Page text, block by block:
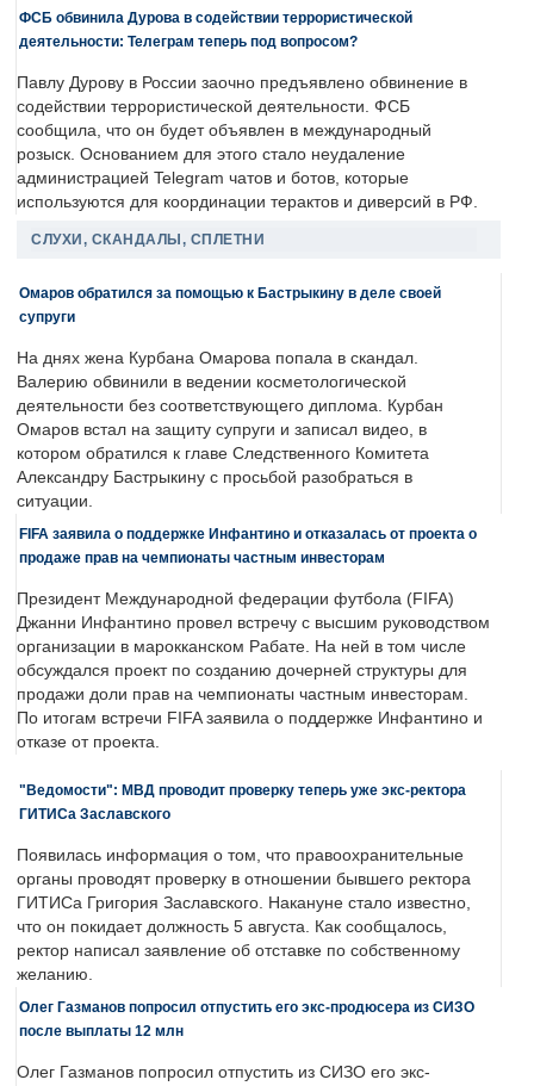
ФСБ обвинила Дурова в содействии террористической
деятельности: Телеграм теперь под вопросом?
Павлу Дурову в России заочно предъявлено обвинение в
содействии террористической деятельности. ФСБ
сообщила, что он будет объявлен в международный
розыск. Основанием для этого стало неудаление
администрацией Telegram чатов и ботов, которые
используются для координации терактов и диверсий в РФ.
СЛУХИ, СКАНДАЛЫ, СПЛЕТНИ
Омаров обратился за помощью к Бастрыкину в деле своей
супруги
На днях жена Курбана Омарова попала в скандал.
Валерию обвинили в ведении косметологической
деятельности без соответствующего диплома. Курбан
Омаров встал на защиту супруги и записал видео, в
котором обратился к главе Следственного Комитета
Александру Бастрыкину с просьбой разобраться в
ситуации.
FIFA заявила о поддержке Инфантино и отказалась от проекта о
продаже прав на чемпионаты частным инвесторам
Президент Международной федерации футбола (FIFA)
Джанни Инфантино провел встречу с высшим руководством
организации в марокканском Рабате. На ней в том числе
обсуждался проект по созданию дочерней структуры для
продажи доли прав на чемпионаты частным инвесторам.
По итогам встречи FIFA заявила о поддержке Инфантино и
отказе от проекта.
"Ведомости": МВД проводит проверку теперь уже экс-ректора
ГИТИСа Заславского
Появилась информация о том, что правоохранительные
органы проводят проверку в отношении бывшего ректора
ГИТИСа Григория Заславского. Накануне стало известно,
что он покидает должность 5 августа. Как сообщалось,
ректор написал заявление об отставке по собственному
желанию.
Олег Газманов попросил отпустить его экс-продюсера из СИЗО
после выплаты 12 млн
Олег Газманов попросил отпустить из СИЗО его экс-